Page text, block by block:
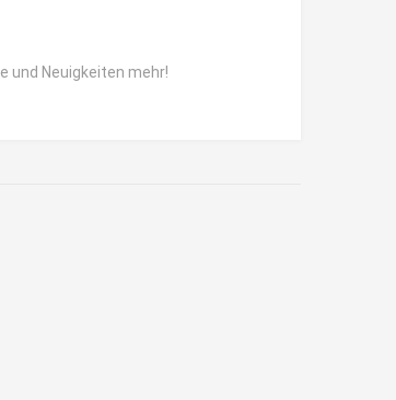
und Neuigkeiten mehr!